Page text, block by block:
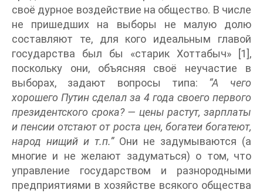
своё дурное воздействие на общество. В числе
не пришедших на выборы не малую долю
составляют те, для кого идеальным главой
государства был бы «старик Хоттабыч» [1],
поскольку они, объясняя своё неучастие в
выборах, задают вопросы типа: “А чего
хорошего Путин сделал за 4 года своего первого
президентского срока? — цены растут, зарплаты
и пенсии отстают от роста цен, богатеи богатеют,
народ нищий и т.п.”Они не задумываются (а
многие и не желают задуматься) о том, что
управление государством и разнородными
предприятиями в хозяйстве всякого общества